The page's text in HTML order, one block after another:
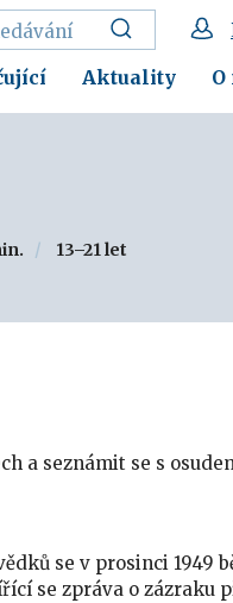
Aktuality O
13–21 let
a seznámit se s
se v prosinci 1949
se zpráva o zázraku